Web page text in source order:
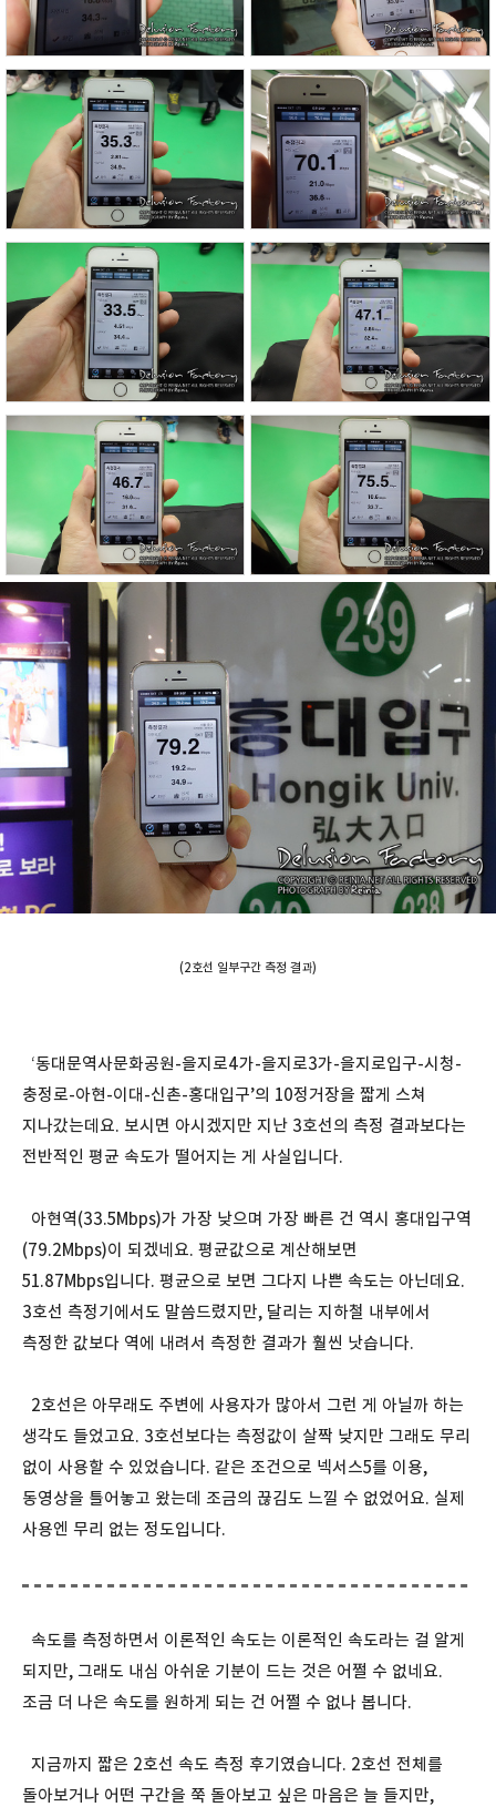
(2호선 일부구간 측정 결과)
‘동대문역사문화공원-을지로4가-을지로3가-을지로입구-시청-
충정로-아현-이대-신촌-홍대입구’의 10정거장을 짧게 스쳐
지나갔는데요. 보시면 아시겠지만 지난 3호선의 측정 결과보다는
전반적인 평균 속도가 떨어지는 게 사실입니다.
아현역(33.5Mbps)가 가장 낮으며 가장 빠른 건 역시 홍대입구역
(79.2Mbps)이 되겠네요. 평균값으로 계산해보면
51.87Mbps입니다. 평균으로 보면 그다지 나쁜 속도는 아닌데요.
3호선 측정기에서도 말씀드렸지만, 달리는 지하철 내부에서
측정한 값보다 역에 내려서 측정한 결과가 훨씬 낫습니다.
2호선은 아무래도 주변에 사용자가 많아서 그런 게 아닐까 하는
생각도 들었고요. 3호선보다는 측정값이 살짝 낮지만 그래도 무리
없이 사용할 수 있었습니다. 같은 조건으로 넥서스5를 이용,
동영상을 틀어놓고 왔는데 조금의 끊김도 느낄 수 없었어요. 실제
사용엔 무리 없는 정도입니다.
속도를 측정하면서 이론적인 속도는 이론적인 속도라는 걸 알게
되지만, 그래도 내심 아쉬운 기분이 드는 것은 어쩔 수 없네요.
조금 더 나은 속도를 원하게 되는 건 어쩔 수 없나 봅니다.
지금까지 짧은 2호선 속도 측정 후기였습니다. 2호선 전체를
돌아보거나 어떤 구간을 쭉 돌아보고 싶은 마음은 늘 들지만,